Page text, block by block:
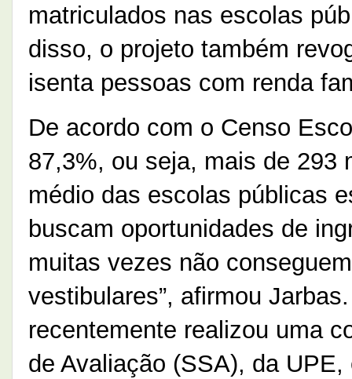
matriculados nas escolas
disso, o projeto também
isenta pessoas com renda
De acordo com o Censo
87,3%, ou seja, mais de 293
médio das escolas públicas
buscam oportunidades de
muitas vezes não
vestibulares”, afirmou
recentemente realizou uma
de Avaliação (SSA), da